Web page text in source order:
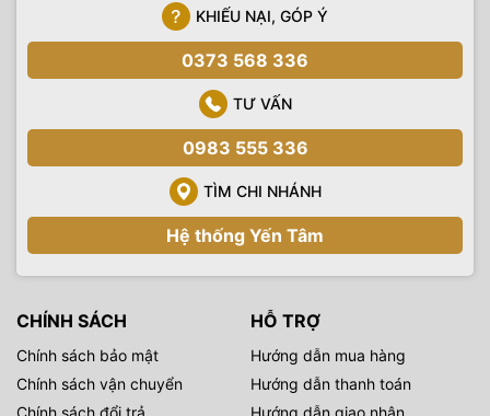
KHIẾU NẠI, GÓP Ý
0373 568 336
TƯ VẤN
0983 555 336
TÌM CHI NHÁNH
Hệ thống Yến Tâm
CHÍNH SÁCH
Chính sách bảo mật
Chính sách vận chuyển
Chính sách đổi trả
HỖ TRỢ
Hướng dẫn mua hàng
Hướng dẫn thanh toán
Hướng dẫn giao nhận